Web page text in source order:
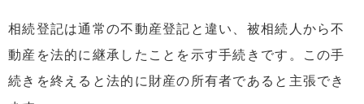
相続登記は通常の不動産登記と違い、被相続人から不
動産を法的に継承したことを示す手続きです。この手
続きを終えると法的に財産の所有者であると主張でき